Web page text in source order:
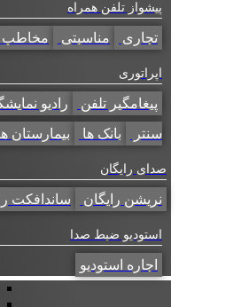
پیشواز تلفن همراه
تجاری مناسبتی
اپراتوری
پیغامگیر تلفن رادیو
سنتر
بانک ها بیمارستان
صدای رایگان
نریشن رایگان ساندافکت
استودیو ضبط صدا
اجاره استودیو